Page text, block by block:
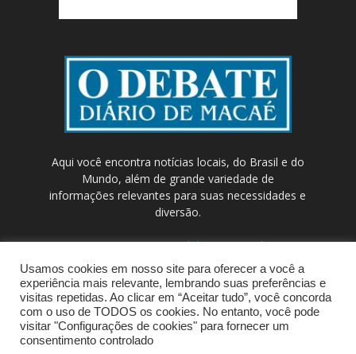
Aqui você encontra notícias locais, do Brasil e do
Mundo, além de grande variedade de
informações relevantes para suas necessidades e
diversão.
Contato:contato@odebateon.com.br /
comercia@odebateon.com.br
Usamos cookies em nosso site para oferecer a você a
experiência mais relevante, lembrando suas preferências e
visitas repetidas. Ao clicar em “Aceitar tudo”, você concorda
com o uso de TODOS os cookies. No entanto, você pode
visitar "Configurações de cookies" para fornecer um
consentimento controlado